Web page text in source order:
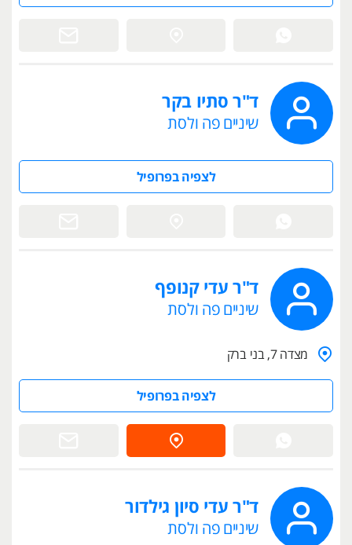
ד"ר סתיו בקר
שיניים פה ולסת
לצפיה בפרופיל
ד"ר עדי קנופף
שיניים פה ולסת
מצדה 7, בני ברק
לצפיה בפרופיל
ד"ר עדי סיון גילדור
שיניים פה ולסת